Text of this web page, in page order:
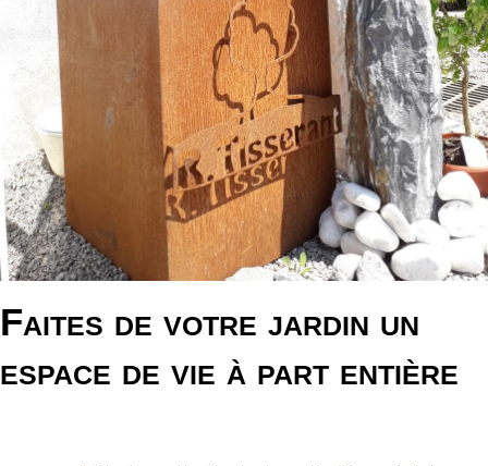
Faites de votre jardin un
espace de vie à part entière